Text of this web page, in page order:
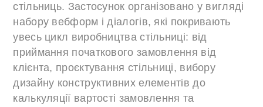
стільниць. Застосунок організовано у вигляді
набору вебформ і діалогів, які покривають
увесь цикл виробництва стільниці: від
приймання початкового замовлення від
клієнта, проєктування стільниці, вибору
дизайну конструктивних елементів до
калькуляції вартості замовлення та